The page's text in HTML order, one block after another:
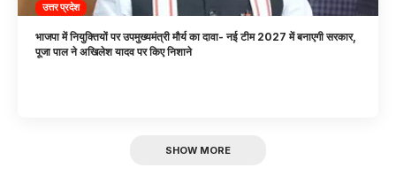
उत्तर प्रदेश
भाजपा में नियुक्तियों पर उपमुख्यमंत्री मौर्य का दावा- नई टीम 2027 में बनाएगी सरकार,
पूजा पाल ने अखिलेश यादव पर किए निशाने
SHOW MORE